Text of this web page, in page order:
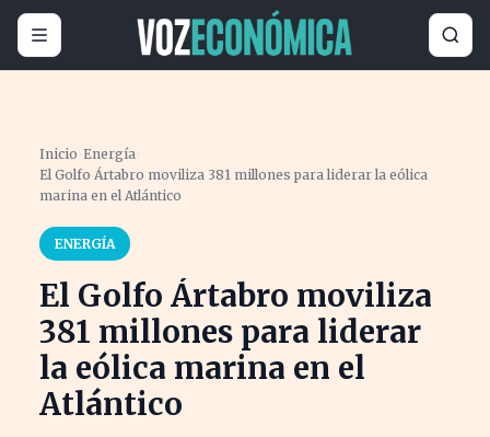
Inicio ›Energía›
El Golfo Ártabro moviliza 381 millones para liderar la eólica
marina en el Atlántico
ENERGÍA
El Golfo Ártabro moviliza
381 millones para liderar
la eólica marina en el
Atlántico